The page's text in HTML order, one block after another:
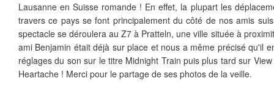
Lausanne en Suisse romande ! En effet, la plupart les
travers ce pays se font principalement du côté de nos amis
spectacle se déroulera au Z7 à Pratteln, une ville située à
ami Benjamin était déjà sur place et nous a même précisé qu'il
réglages du son sur le titre Midnight Train puis plus tard sur
Heartache ! Merci pour le partage de ses photos de la veille.